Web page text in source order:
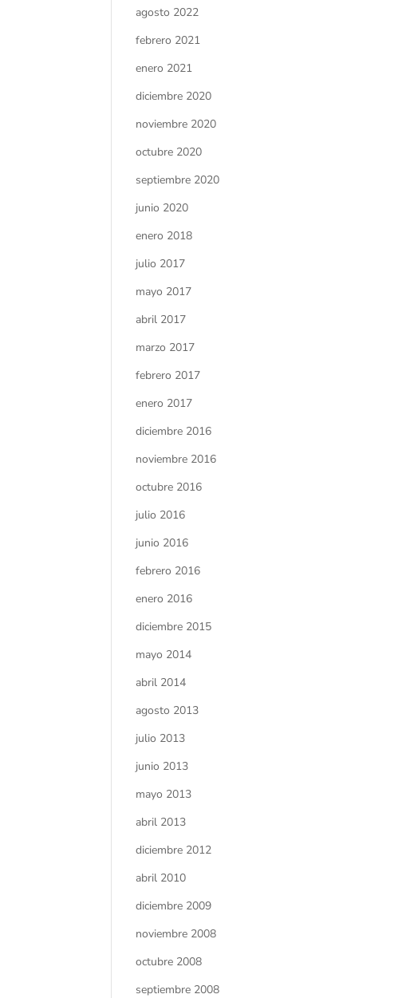
agosto 2022
febrero 2021
enero 2021
diciembre 2020
noviembre 2020
octubre 2020
septiembre 2020
junio 2020
enero 2018
julio 2017
mayo 2017
abril 2017
marzo 2017
febrero 2017
enero 2017
diciembre 2016
noviembre 2016
octubre 2016
julio 2016
junio 2016
febrero 2016
enero 2016
diciembre 2015
mayo 2014
abril 2014
agosto 2013
julio 2013
junio 2013
mayo 2013
abril 2013
diciembre 2012
abril 2010
diciembre 2009
noviembre 2008
octubre 2008
septiembre 2008